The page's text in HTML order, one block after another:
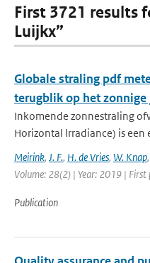
First 3721 results
Luijkx”
Globale straling pdf
terugblik op het zonnige
Inkomende zonnestraling
Horizontal lrradiance) is een
Meirink, J. F., H. de Vries, W. Knap,
Volume: 28(2) | Year: 2019 | First
Publication